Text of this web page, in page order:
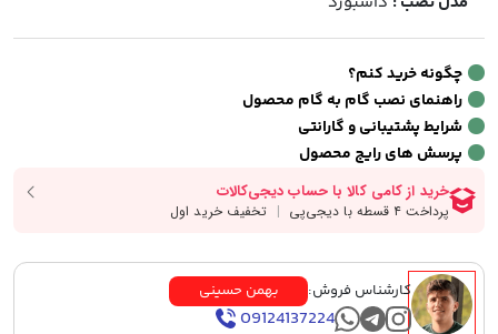
چگونه خرید کنم؟
راهنمای نصب گام به گام محصول
شرایط پشتیبانی و گارانتی
پرسش های رایج محصول
کارشناس فروش: بهمن حسینی
09124137224